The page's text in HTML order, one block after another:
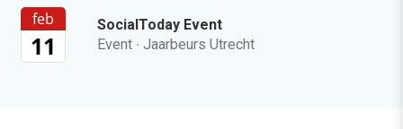
feb
11
SocialToday Event
Event · Jaarbeurs Utrecht